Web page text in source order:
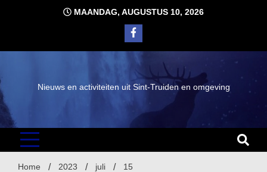
MAANDAG, AUGUSTUS 10, 2026
Nieuws en activiteiten uit Sint-Truiden en omgeving
Home 2023 juli 15